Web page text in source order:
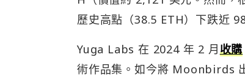
歷史高點（38.5 ETH）下跌近
Yuga Labs 在 2024 年 2 月收購
術作品集。如今將 Moonbirds